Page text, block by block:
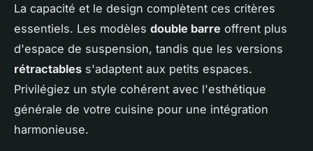
La capacité et le design complètent ces critères
essentiels. Les modèles double barre offrent plus
d'espace de suspension, tandis que les versions
rétractables s'adaptent aux petits espaces.
Privilégiez un style cohérent avec l'esthétique
générale de votre cuisine pour une intégration
harmonieuse.